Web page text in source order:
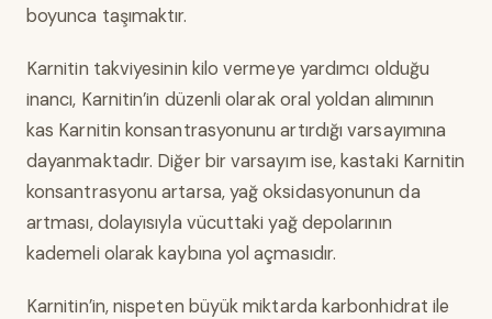
boyunca taşımaktır.
Karnitin takviyesinin kilo vermeye yardımcı olduğu
inancı, Karnitin’in düzenli olarak oral yoldan alımının
kas Karnitin konsantrasyonunu artırdığı varsayımına
dayanmaktadır. Diğer bir varsayım ise, kastaki Karnitin
konsantrasyonu artarsa, yağ oksidasyonunun da
artması, dolayısıyla vücuttaki yağ depolarının
kademeli olarak kaybına yol açmasıdır.
Karnitin’in, nispeten büyük miktarda karbonhidrat ile